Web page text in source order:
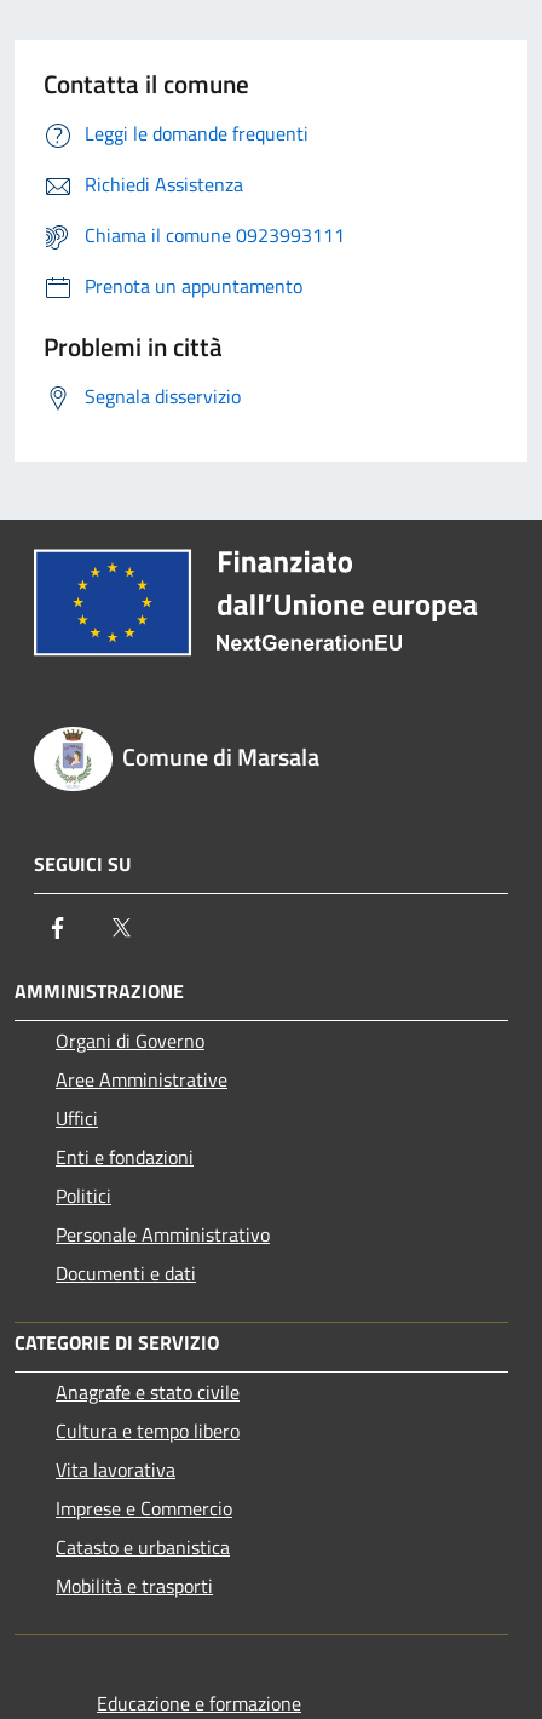
Contatta il comune
Leggi le domande frequenti
Richiedi Assistenza
Chiama il comune 0923993111
Prenota un appuntamento
Problemi in città
Segnala disservizio
Comune di Marsala
SEGUICI SU
Facebook
AMMINISTRAZIONE
Organi di Governo
Aree Amministrative
Uffici
Enti e fondazioni
Politici
Personale Amministrativo
Documenti e dati
CATEGORIE DI SERVIZIO
Anagrafe e stato civile
Cultura e tempo libero
Vita lavorativa
Imprese e Commercio
Catasto e urbanistica
Mobilità e trasporti
Educazione e formazione